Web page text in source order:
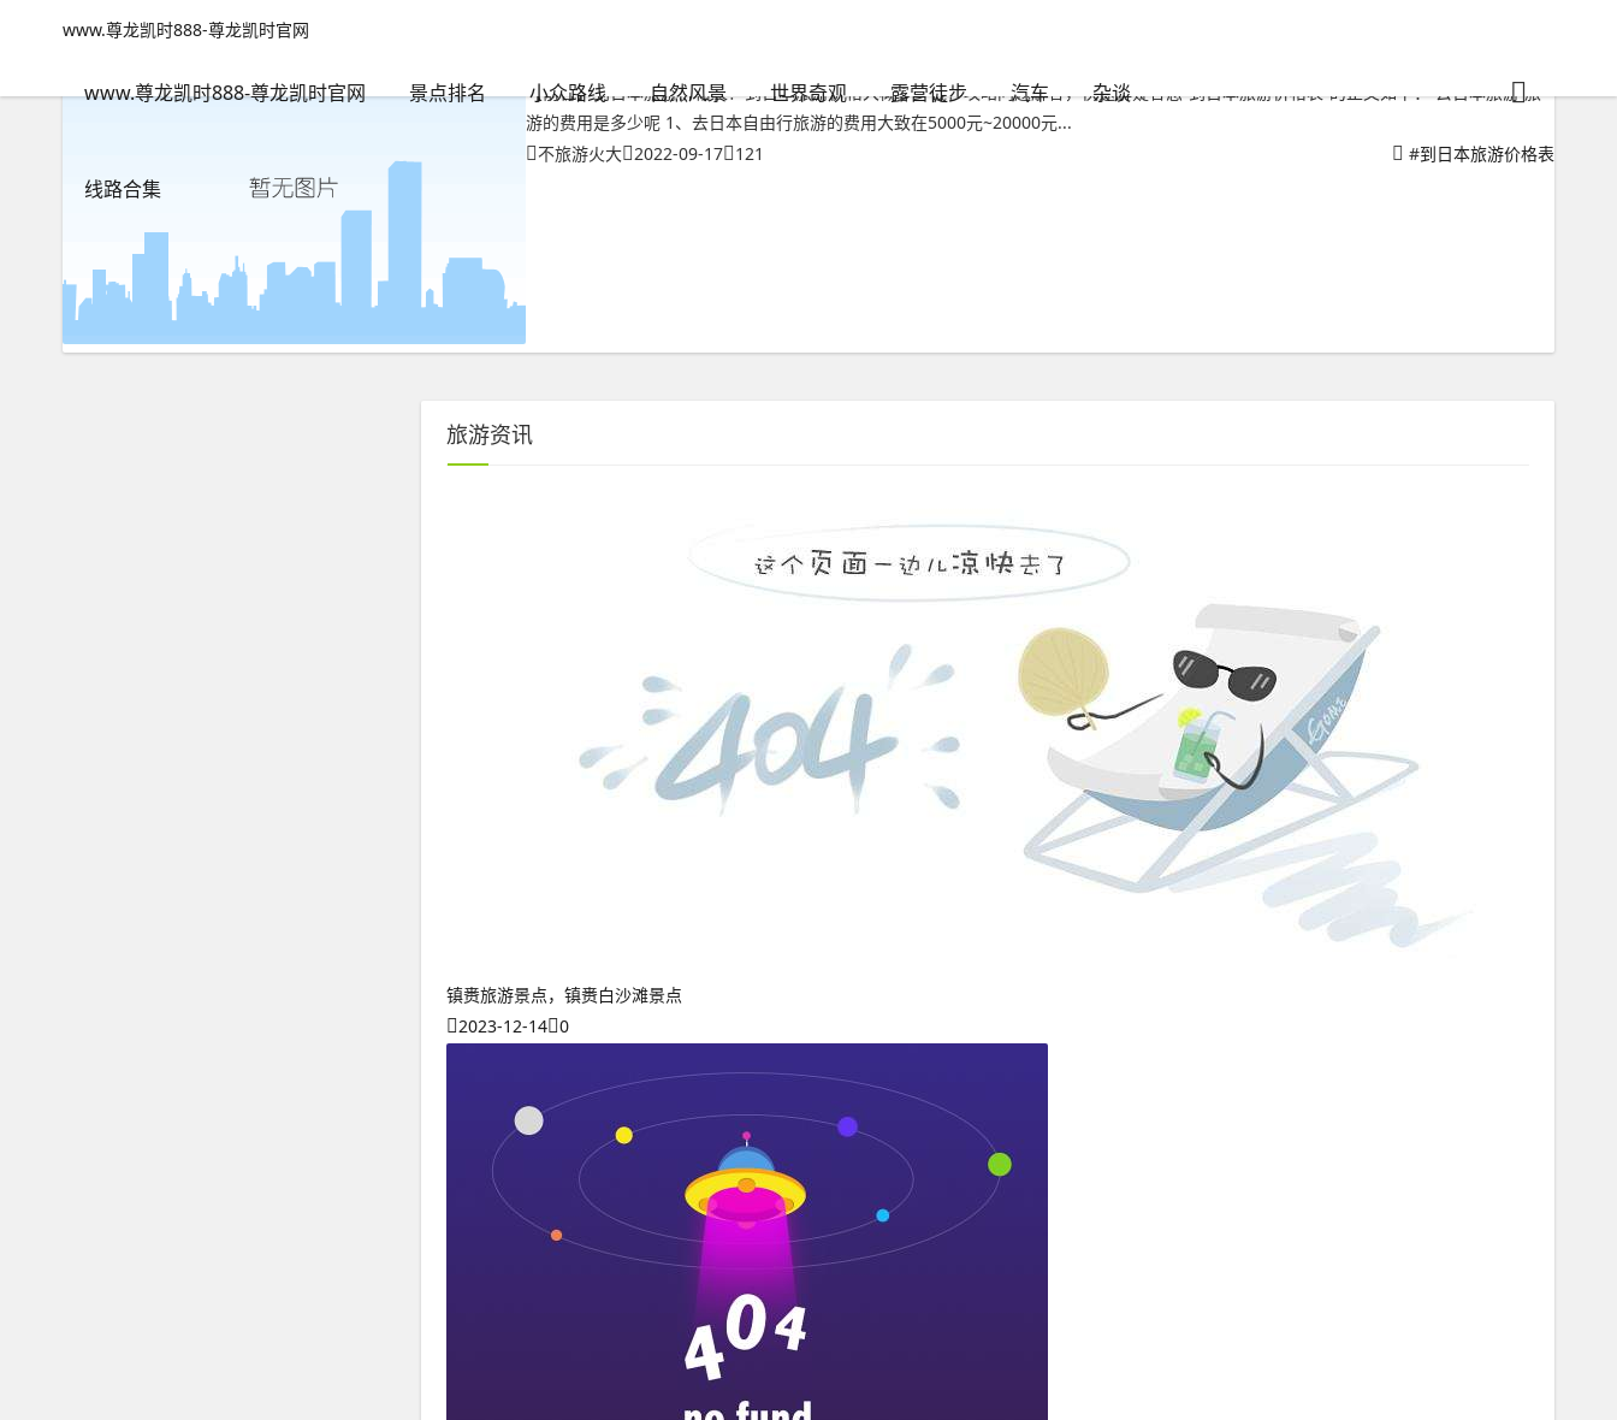
www.尊龙凯时888-尊龙凯时官网
www.尊龙凯时888-尊龙凯时官网 景点排名 小众路线 自然风景 世界奇观 露营徒步 汽车 杂谈
线路合集
www.尊龙凯时888-尊龙凯时官网
【前言】到日本旅游价格表？到日本旅游价格大概多少钱？攻略问题解答，快速解疑答惑“到日本旅游价格表”的正文如下： 去日本旅游 旅
游的费用是多少呢 1、去日本自由行旅游的费用大致在5000元~20000元...
不旅游火大 2022-09-17 121 #到日本旅游价格表
旅游资讯
镇赉旅游景点，镇赉白沙滩景点
2023-12-14 0